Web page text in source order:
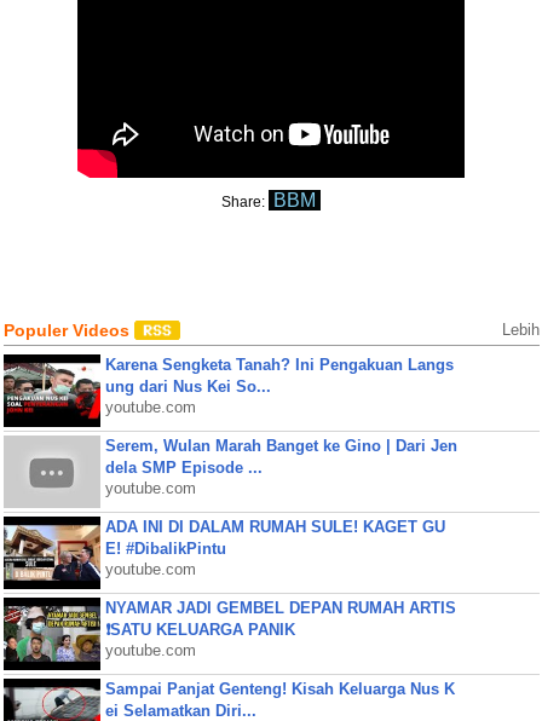
Share: BBM
Populer Videos Lebih
Karena Sengketa Tanah? Ini Pengakuan Langs
ung dari Nus Kei So...
youtube.com
Serem, Wulan Marah Banget ke Gino | Dari Jen
dela SMP Episode ...
youtube.com
ADA INI DI DALAM RUMAH SULE! KAGET GU
E! #DibalikPintu
youtube.com
NYAMAR JADI GEMBEL DEPAN RUMAH ARTIS
❗SATU KELUARGA PANIK
youtube.com
Sampai Panjat Genteng! Kisah Keluarga Nus K
ei Selamatkan Diri...